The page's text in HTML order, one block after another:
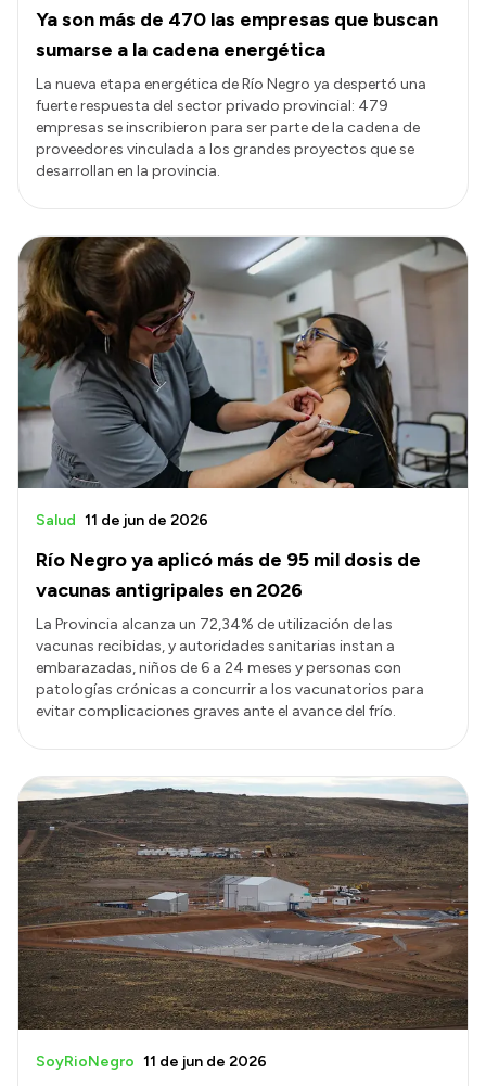
Ya son más de 470 las empresas que buscan
sumarse a la cadena energética
La nueva etapa energética de Río Negro ya despertó una
fuerte respuesta del sector privado provincial: 479
empresas se inscribieron para ser parte de la cadena de
proveedores vinculada a los grandes proyectos que se
desarrollan en la provincia.
Río Negro ya aplicó más de 95 mil dosis de
vacunas antigripales en 2026
Salud 11 de jun de 2026
La Provincia alcanza un 72,34% de utilización de las
vacunas recibidas, y autoridades sanitarias instan a
embarazadas, niños de 6 a 24 meses y personas con
patologías crónicas a concurrir a los vacunatorios para
evitar complicaciones graves ante el avance del frío.
SoyRioNegro 11 de jun de 2026